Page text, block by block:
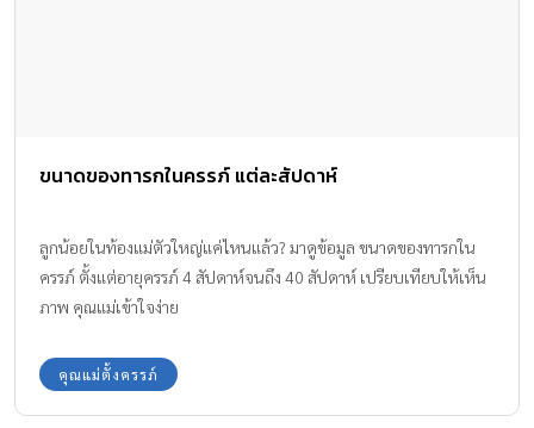
ขนาดของทารกในครรภ์ แต่ละสัปดาห์
ลูกน้อยในท้องแม่ตัวใหญ่แค่ไหนแล้ว? มาดูข้อมูล ขนาดของทารกใน
ครรภ์ ตั้งแต่อายุครรภ์ 4 สัปดาห์จนถึง 40 สัปดาห์ เปรียบเทียบให้เห็น
ภาพ คุณแม่เข้าใจง่าย
คุณแม่ตั้งครรภ์